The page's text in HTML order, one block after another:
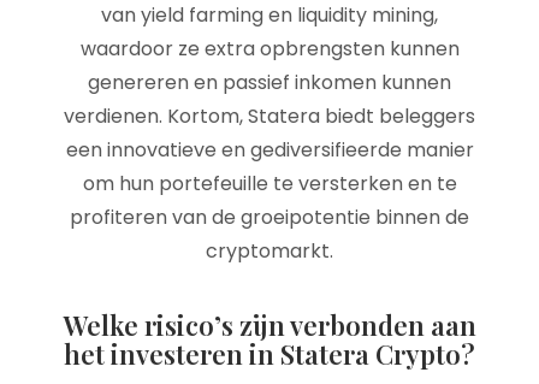
van yield farming en liquidity mining,
waardoor ze extra opbrengsten kunnen
genereren en passief inkomen kunnen
verdienen. Kortom, Statera biedt beleggers
een innovatieve en gediversifieerde manier
om hun portefeuille te versterken en te
profiteren van de groeipotentie binnen de
cryptomarkt.
Welke risico’s zijn verbonden aan
het investeren in Statera Crypto?